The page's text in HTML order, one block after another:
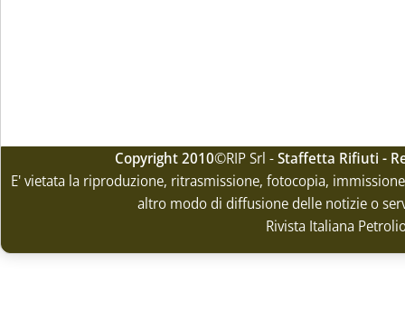
Copyright 2010©RIP Srl -Staffetta Rifiuti -
E' vietata la riproduzione, ritrasmissione, fotocopia,
altro modo di diffusione delle notizie o
Rivista Italiana